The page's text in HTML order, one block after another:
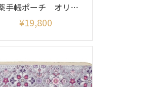
お薬手帳ポーチ オリエント柄
¥19,800